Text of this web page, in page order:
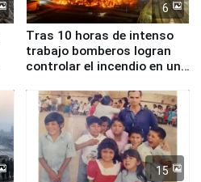
6
Tras 10 horas de intenso
trabajo bomberos logran
controlar el incendio en una
de Chile
15